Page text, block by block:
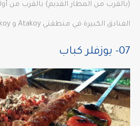
(بالقرب من المطار القديم) بالقرب من
الفنادق الكبيرة في منطقتي Atakoy و Bakirkoy.
07- يوزفلر كباب